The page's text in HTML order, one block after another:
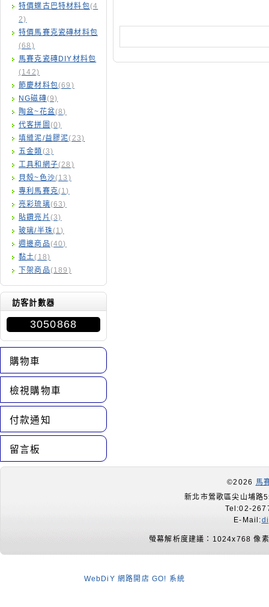
特價蝶古巴特材料包(4
2)
特價馬賽克瓷磚材料包
(68)
馬賽克瓷磚DIY材料包
(142)
節慶材料包(69)
NG磁磚(9)
陶盆~花盆(8)
代客拼圖 (0)
填縫泥/益膠泥(23)
五金類 (3)
工具和網子(28)
貝殼~色沙(13)
專利馬賽克(1)
亮彩琉璃(63)
貼鑽亮片 (3)
玻璃/半珠(1)
週邊商品(40)
黏土(18)
下架商品(189)
訪客計數器
3050868
購物車
檢視購物車
付款通知
留言板
©2026 馬
新北市鶯歌區尖山埔路
Tel:02-
E-Mail:
螢幕解析度建議：1024x768 像
WebDiY 網路開店 GO! 系統